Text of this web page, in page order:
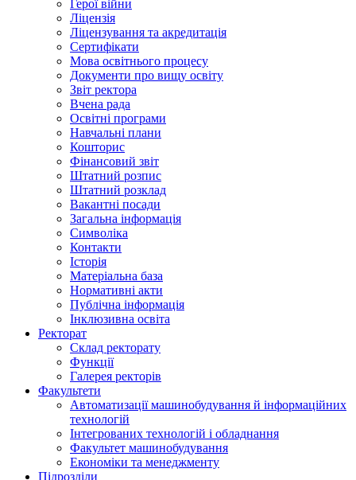
Герої війни
Ліцензія
Ліцензування та акредитація
Сертифікати
Мова освітнього процесу
Документи про вищу освіту
Звіт ректора
Вчена рада
Освітні програми
Навчальні плани
Кошторис
Фінансовий звіт
Штатний розпис
Штатний розклад
Вакантні посади
Загальна інформація
Символіка
Контакти
Історія
Матеріальна база
Нормативні акти
Публічна інформація
Інклюзивна освіта
Ректорат
Склад ректорату
Функції
Галерея ректорів
Факультети
Автоматизації машинобудування й інформаційних
технологій
Інтегрованих технологій і обладнання
Факультет машинобудування
Економіки та менеджменту
Підрозділи